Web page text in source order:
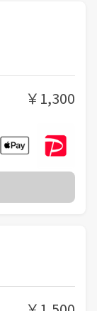
￥1,300